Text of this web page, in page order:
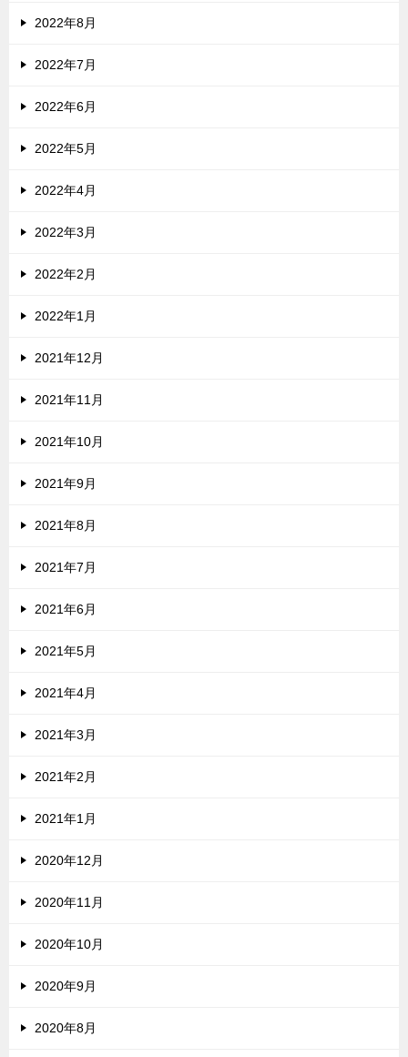
2022年8月
2022年7月
2022年6月
2022年5月
2022年4月
2022年3月
2022年2月
2022年1月
2021年12月
2021年11月
2021年10月
2021年9月
2021年8月
2021年7月
2021年6月
2021年5月
2021年4月
2021年3月
2021年2月
2021年1月
2020年12月
2020年11月
2020年10月
2020年9月
2020年8月